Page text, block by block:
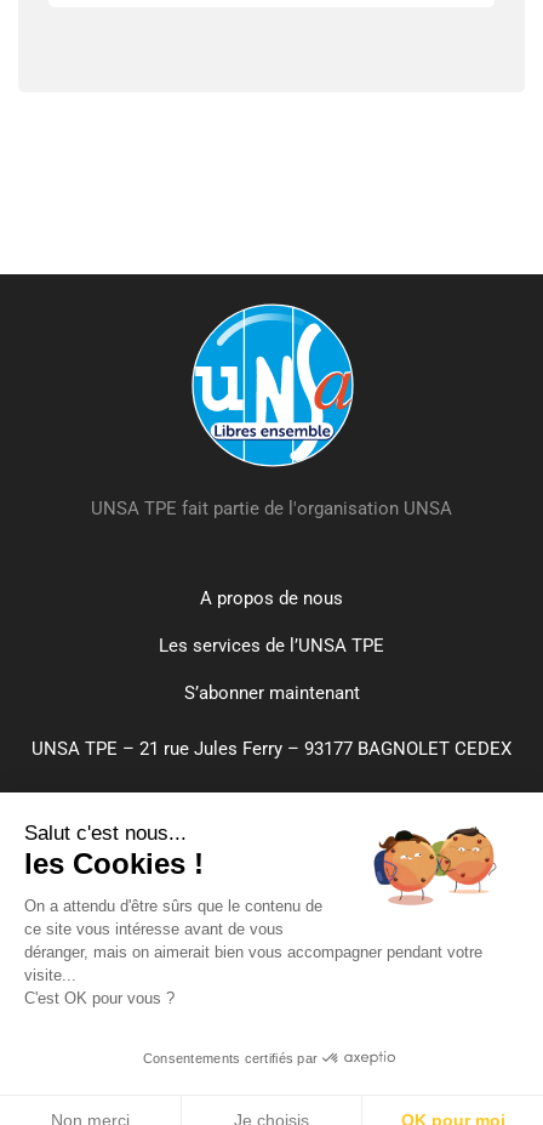
Inscrivez-vous
UNSA TPE fait partie de l'organisation UNSA
A propos de nous
Les services de l’UNSA TPE
S’abonner maintenant
UNSA TPE – 21 rue Jules Ferry – 93177 BAGNOLET CEDEX
Paramètres de cookies
Plan du site
Mentions légales
Salut c'est nous...
les Cookies !
On a attendu d'être sûrs que le contenu de
ce site vous intéresse avant de vous
déranger, mais on aimerait bien vous accompagner pendant votre
visite...
C'est OK pour vous ?
Consentements certifiés par
Non merci Je choisis OK pour moi